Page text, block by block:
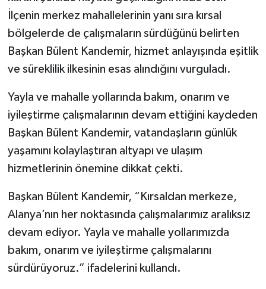
İlçenin merkez mahallelerinin yanı sıra kırsal
bölgelerde de çalışmaların sürdüğünü belirten
Başkan Bülent Kandemir, hizmet anlayışında eşitlik
ve süreklilik ilkesinin esas alındığını vurguladı.
Yayla ve mahalle yollarında bakım, onarım ve
iyileştirme çalışmalarının devam ettiğini kaydeden
Başkan Bülent Kandemir, vatandaşların günlük
yaşamını kolaylaştıran altyapı ve ulaşım
hizmetlerinin önemine dikkat çekti.
Başkan Bülent Kandemir, “Kırsaldan merkeze,
Alanya’nın her noktasında çalışmalarımız aralıksız
devam ediyor. Yayla ve mahalle yollarımızda
bakım, onarım ve iyileştirme çalışmalarını
sürdürüyoruz.” ifadelerini kullandı.